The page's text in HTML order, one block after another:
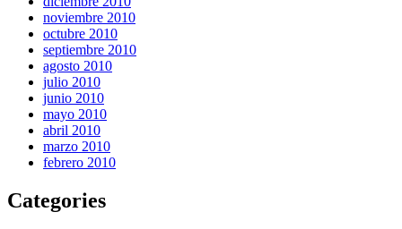
noviembre 2010
octubre 2010
septiembre 2010
agosto 2010
julio 2010
junio 2010
mayo 2010
abril 2010
marzo 2010
febrero 2010
Categories